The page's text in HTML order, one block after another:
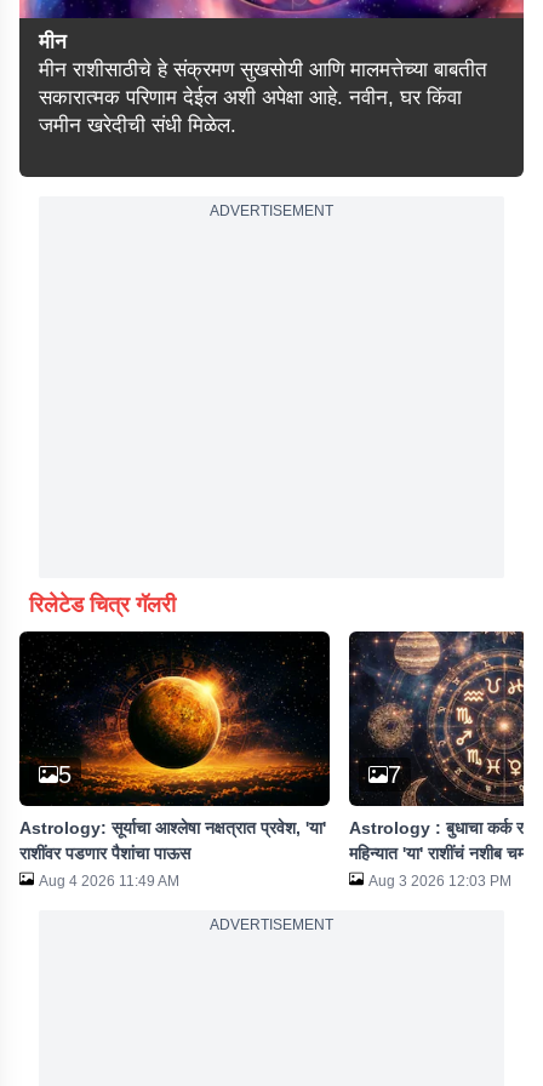
मीन
मीन राशीसाठीचे हे संक्रमण सुखसोयी आणि मालमत्तेच्या बाबतीत
सकारात्मक परिणाम देईल अशी अपेक्षा आहे. नवीन, घर किंवा
जमीन खरेदीची संधी मिळेल.
ADVERTISEMENT
रिलेटेड चित्र गॅलरी
5
Astrology: सूर्याचा आश्लेषा नक्षत्रात प्रवेश, 'या'
राशींवर पडणार पैशांचा पाऊस
Aug 4 2026 11:49 AM
7
Astrology : बुधाचा कर्क
महिन्यात 'या' राशींचं नशीब
Aug 3 2026 12:03 PM
ADVERTISEMENT